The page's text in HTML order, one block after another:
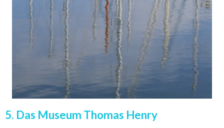
5. Das Museum Thomas Henry